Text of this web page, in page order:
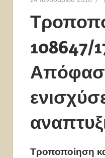
108647/
Τροποποίηση